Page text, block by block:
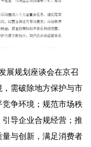
展规划座谈会在京召
需破除地方保护与市
争环境；规范市场秩
导企业合规经营；推
与创新，满足消费者